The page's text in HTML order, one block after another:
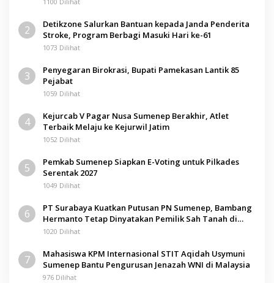
2
Detikzone Salurkan Bantuan kepada Janda Penderita
Stroke, Program Berbagi Masuki Hari ke-61
1073 Dilihat
3
Penyegaran Birokrasi, Bupati Pamekasan Lantik 85
Pejabat
1059 Dilihat
4
Kejurcab V Pagar Nusa Sumenep Berakhir, Atlet
Terbaik Melaju ke Kejurwil Jatim
1052 Dilihat
5
Pemkab Sumenep Siapkan E-Voting untuk Pilkades
Serentak 2027
1049 Dilihat
6
PT Surabaya Kuatkan Putusan PN Sumenep, Bambang
Hermanto Tetap Dinyatakan Pemilik Sah Tanah di
Pamolokan
1020 Dilihat
7
Mahasiswa KPM Internasional STIT Aqidah Usymuni
Sumenep Bantu Pengurusan Jenazah WNI di Malaysia
976 Dilihat